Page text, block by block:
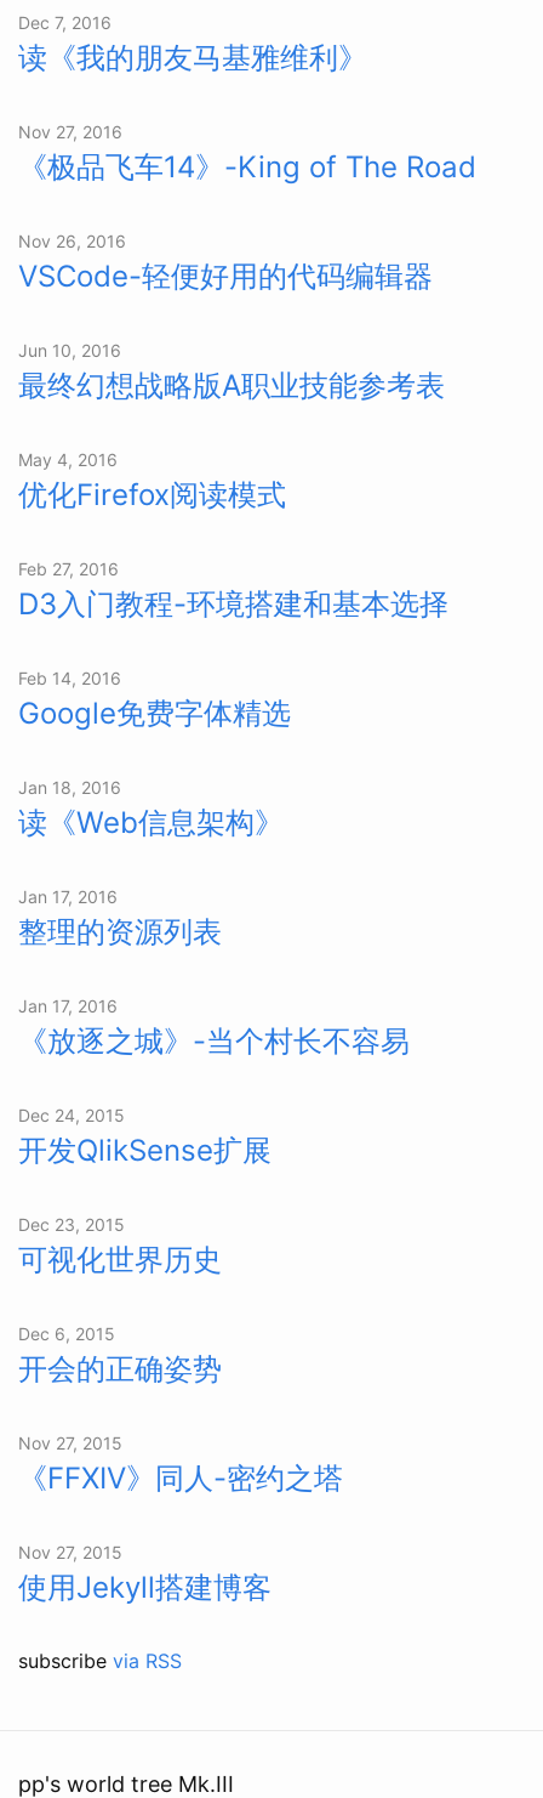
Dec 7, 2016
读《我的朋友马基雅维利》
Nov 27, 2016
《极品飞车14》-King of The Road
Nov 26, 2016
VSCode-轻便好用的代码编辑器
Jun 10, 2016
最终幻想战略版A职业技能参考表
May 4, 2016
优化Firefox阅读模式
Feb 27, 2016
D3入门教程-环境搭建和基本选择
Feb 14, 2016
Google免费字体精选
Jan 18, 2016
读《Web信息架构》
Jan 17, 2016
整理的资源列表
Jan 17, 2016
《放逐之城》-当个村长不容易
Dec 24, 2015
开发QlikSense扩展
Dec 23, 2015
可视化世界历史
Dec 6, 2015
开会的正确姿势
Nov 27, 2015
《FFXIV》同人-密约之塔
Nov 27, 2015
使用Jekyll搭建博客
subscribe via RSS
pp's world tree Mk.III